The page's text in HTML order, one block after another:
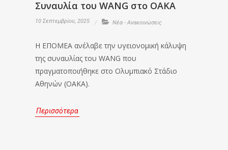
Συναυλία του WANG στο ΟΑΚΑ
10 Σεπτεμβρίου, 2025 Νέα - Ανακοινώσεις
Η ΕΠΟΜΕΑ ανέλαβε την υγειονομική κάλυψη
της συναυλίας του WANG που
πραγματοποιήθηκε στο Ολυμπιακό Στάδιο
Αθηνών (ΟΑΚΑ).
Περισσότερα